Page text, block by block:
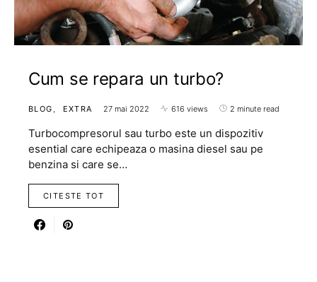
Cum se repara un turbo?
BLOG EXTRA 27 mai 2022 616 views 2 minute read
Turbocompresorul sau turbo este un dispozitiv
esential care echipeaza o masina diesel sau pe
benzina si care se…
CITESTE TOT